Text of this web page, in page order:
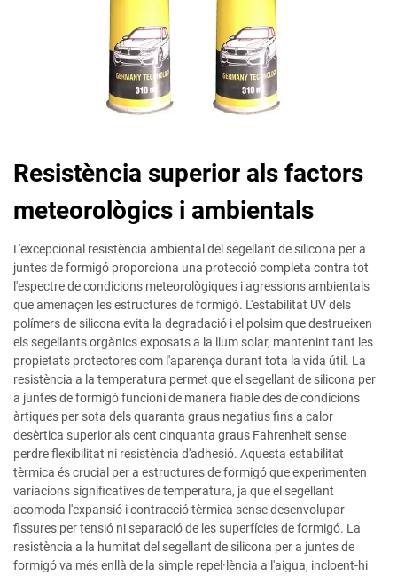
Resistència superior als factors
meteorològics i ambientals
L'excepcional resistència ambiental del segellant de silicona per a
juntes de formigó proporciona una protecció completa contra tot
l'espectre de condicions meteorològiques i agressions ambientals
que amenaçen les estructures de formigó. L'estabilitat UV dels
polímers de silicona evita la degradació i el polsim que destrueixen
els segellants orgànics exposats a la llum solar, mantenint tant les
propietats protectores com l'aparença durant tota la vida útil. La
resistència a la temperatura permet que el segellant de silicona per
a juntes de formigó funcioni de manera fiable des de condicions
àrtiques per sota dels quaranta graus negatius fins a calor
desèrtica superior als cent cinquanta graus Fahrenheit sense
perdre flexibilitat ni resistència d'adhesió. Aquesta estabilitat
tèrmica és crucial per a estructures de formigó que experimenten
variacions significatives de temperatura, ja que el segellant
acomoda l'expansió i contracció tèrmica sense desenvolupar
fissures per tensió ni separació de les superfícies de formigó. La
resistència a la humitat del segellant de silicona per a juntes de
formigó va més enllà de la simple repel·lència a l'aigua, incloent-hi